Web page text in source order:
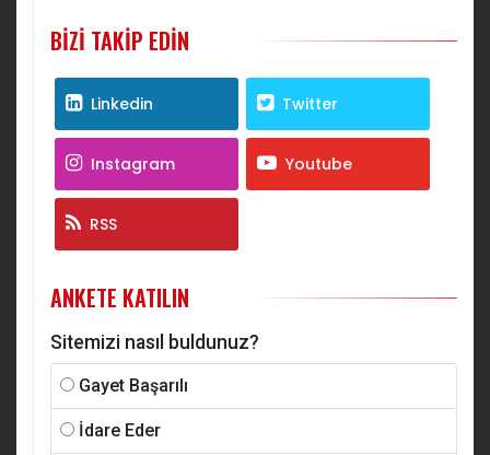
BIZI TAKIP EDIN
Linkedin Twitter
Instagram Youtube
RSS
ANKETE KATILIN
Sitemizi nasıl buldunuz?
Gayet Başarılı
İdare Eder